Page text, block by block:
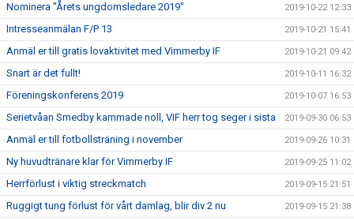
Nominera "Årets ungdomsledare 2019" 2019-10-22 12:33
Intresseanmälan F/P 13 2019-10-21 15:41
Anmäl er till gratis lovaktivitet med Vimmerby IF 2019-10-21 09:42
Snart är det fullt! 2019-10-11 16:32
Föreningskonferens 2019 2019-10-07 16:53
Serietvåan Smedby kammade noll, VIF herr tog seger i sista 2019-09-30 06:53
Anmäl er till fotbollsträning i november 2019-09-26 10:31
Ny huvudtränare klar för Vimmerby IF 2019-09-25 11:02
Herrförlust i viktig streckmatch 2019-09-15 21:51
Ruggigt tung förlust för vårt damlag, blir div 2 nu 2019-09-15 21:38